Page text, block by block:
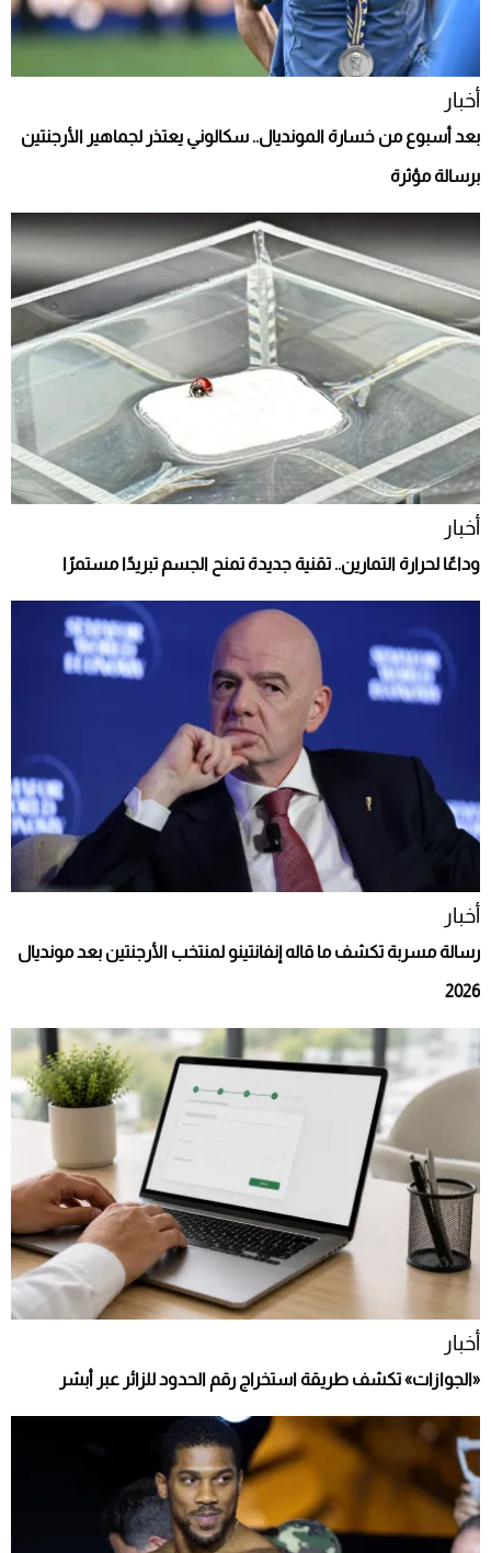
أخبار
بعد أسبوع من خسارة المونديال.. سكالوني يعتذر لجماهير الأرجنتين
برسالة مؤثرة
أخبار
وداعًا لحرارة التمارين.. تقنية جديدة تمنح الجسم تبريدًا مستمرًا
أخبار
رسالة مسربة تكشف ما قاله إنفانتينو لمنتخب الأرجنتين بعد مونديال
2026
أخبار
«الجوازات» تكشف طريقة استخراج رقم الحدود للزائر عبر أبشر